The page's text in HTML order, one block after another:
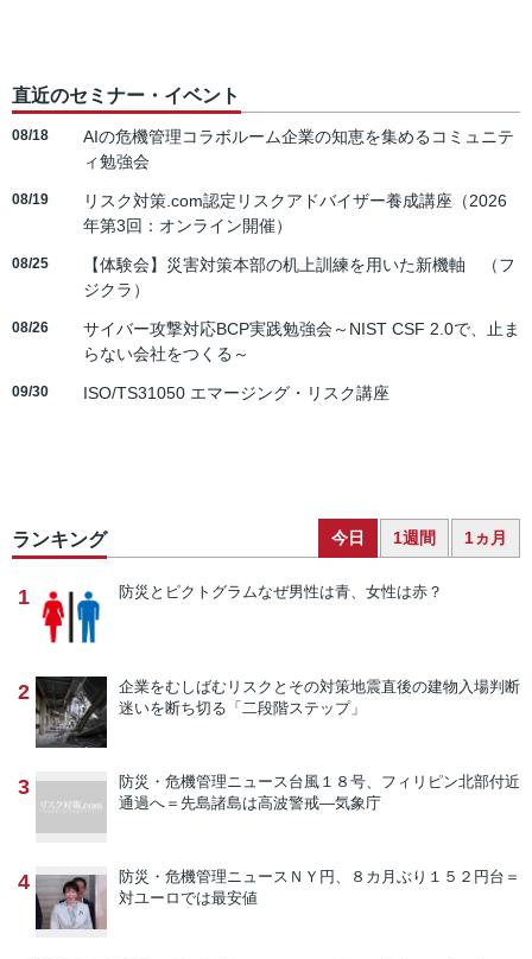
直近のセミナー・イベント
08/18
AIの危機管理コラボルーム企業の知恵を集めるコミュニテ
ィ勉強会
08/19
リスク対策.com認定リスクアドバイザー養成講座（2026
年第3回：オンライン開催）
08/25
【体験会】災害対策本部の机上訓練を用いた新機軸 （フ
ジクラ）
08/26
サイバー攻撃対応BCP実践勉強会～NIST CSF 2.0で、止ま
らない会社をつくる～
09/30 ISO/TS31050 エマージング・リスク講座
ランキング 今日 1週間 1ヵ月
1 防災とピクトグラムなぜ男性は青、女性は赤？
2 企業をむしばむリスクとその対策地震直後の建物入場判断
迷いを断ち切る「二段階ステップ」
3 防災・危機管理ニュース台風１８号、フィリピン北部付近
通過へ＝先島諸島は高波警戒―気象庁
4 防災・危機管理ニュース ＮＹ円、８カ月ぶり１５２円台＝
対ユーロでは最安値